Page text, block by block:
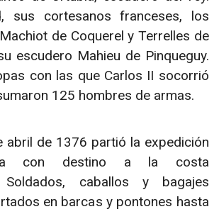
sus cortesanos franceses, los
de Coquerel y Terrelles de
escudero Mahieu de Pinqueguy.
con las que Carlos II socorrió
125 hombres de armas.
abril de 1376 partió la expedición
con destino a la costa
Soldados, caballos y bagajes
en barcas y pontones hasta